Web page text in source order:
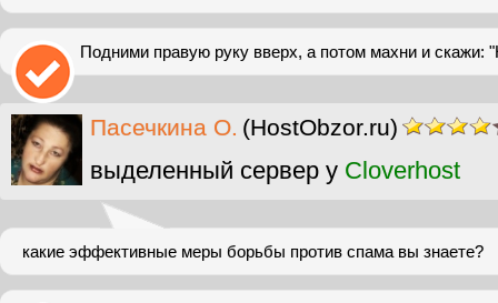
Подними правую руку вверх, а потом махни и скажи:
Пасечкина О. (HostObzor.ru)
выделенный сервер у Cloverhost
какие эффективные меры борьбы против спама вы знаете?